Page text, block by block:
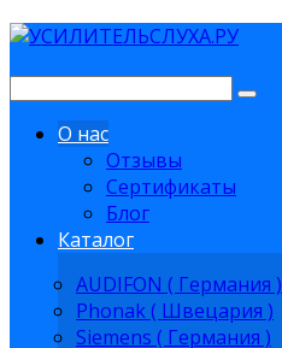
О нас
Отзывы
Сертификаты
Блог
Каталог
AUDIFON ( Германия )
Phonak ( Швецария )
Siemens ( Германия )